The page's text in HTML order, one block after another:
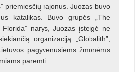
priemiesčių rajonus. Juozas buvo
katalikas. Buvo grupės „The
Florida” narys, Juozas įsteigė ne
organizaciją „Globalith”,
pagyvenusiems žmonėms
paremti.